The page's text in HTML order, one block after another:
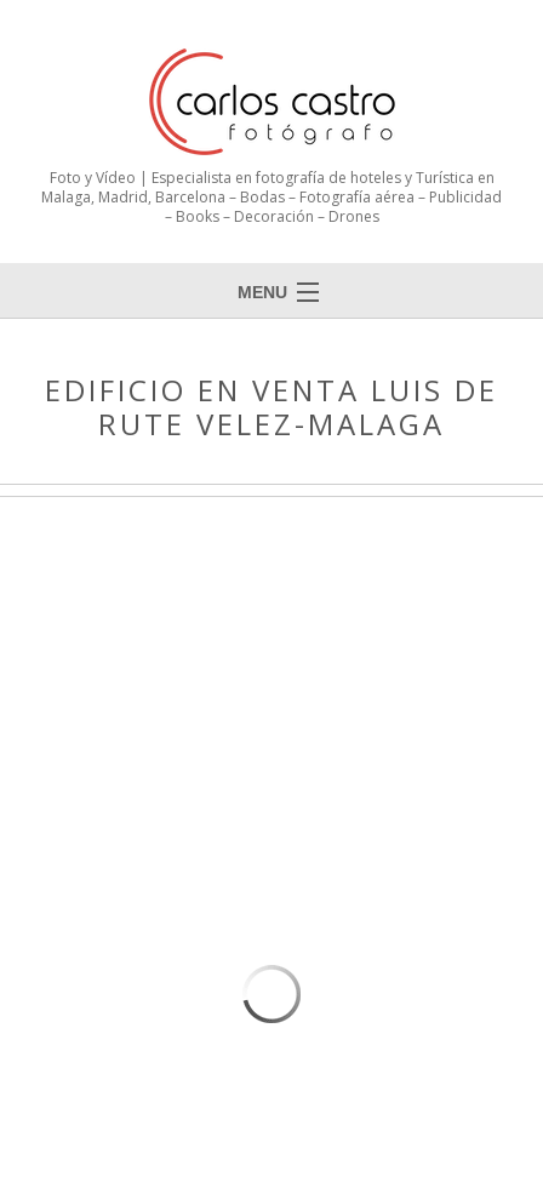
Foto y Vídeo | Especialista en fotografía de hoteles y Turística en
Malaga, Madrid, Barcelona – Bodas – Fotografía aérea – Publicidad
– Books – Decoración – Drones
MENU
EDIFICIO EN VENTA LUIS DE
RUTE VELEZ-MALAGA